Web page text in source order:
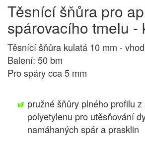
Těsnící šňůra pro
spárovacího tmelu -
Těsnící šňůra kulatá 10 mm -
Balení: 50 bm
Pro spáry cca 5 mm
pružné šňůry plného profilu
polyetylenu pro utěsňování
namáhaných spár a prasklin